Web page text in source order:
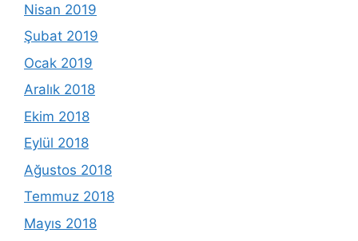
Nisan 2019
Şubat 2019
Ocak 2019
Aralık 2018
Ekim 2018
Eylül 2018
Ağustos 2018
Temmuz 2018
Mayıs 2018